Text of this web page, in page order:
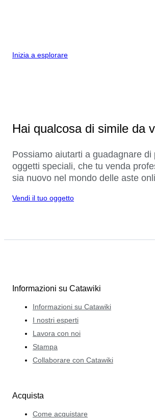
Inizia a esplorare
Hai qualcosa di simile da
Possiamo aiutarti a guadagnare di
oggetti speciali, che tu venda
sia nuovo nel mondo delle aste
Vendi il tuo oggetto
Informazioni su Catawiki
Informazioni su Catawiki
I nostri esperti
Lavora con noi
Stampa
Collaborare con Catawiki
Acquista
Come acquistare